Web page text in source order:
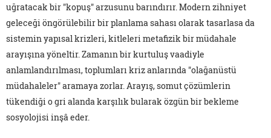
uğratacak bir "kopuş" arzusunu barındırır. Modern zihniyet
geleceği öngörülebilir bir planlama sahası olarak tasarlasa da
sistemin yapısal krizleri, kitleleri metafizik bir müdahale
arayışına yöneltir. Zamanın bir kurtuluş vaadiyle
anlamlandırılması, toplumları kriz anlarında "olağanüstü
müdahaleler" aramaya zorlar. Arayış, somut çözümlerin
tükendiği o gri alanda karşılık bularak özgün bir bekleme
sosyolojisi inşâ eder.